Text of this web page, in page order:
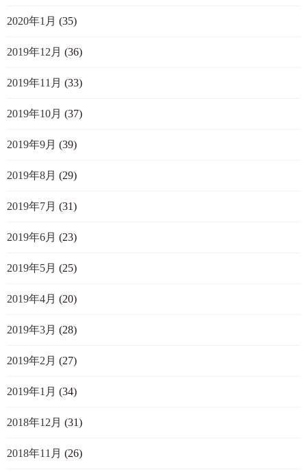
2020年1月 (35)
2019年12月 (36)
2019年11月 (33)
2019年10月 (37)
2019年9月 (39)
2019年8月 (29)
2019年7月 (31)
2019年6月 (23)
2019年5月 (25)
2019年4月 (20)
2019年3月 (28)
2019年2月 (27)
2019年1月 (34)
2018年12月 (31)
2018年11月 (26)